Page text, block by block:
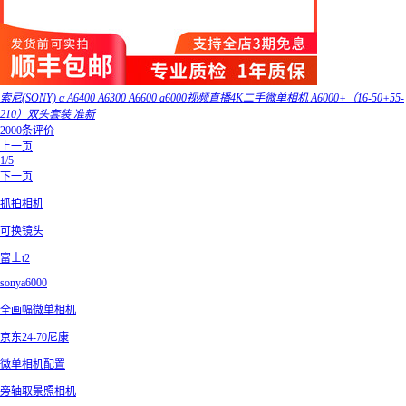
索尼(SONY) α A6400 A6300 A6600 a6000视频直播4K二手微单相机 A6000+（16-50+55-
210）双头套装 准新
2000条评价
上一页
1/5
下一页
抓拍相机
可换镜头
富士t2
sonya6000
全画幅微单相机
京东24-70尼康
微单相机配置
旁轴取景照相机